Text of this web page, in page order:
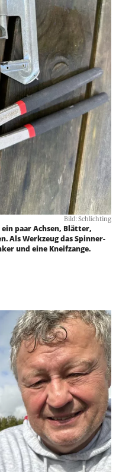
Bild: Schlichting
paar Achsen, Blätter,
Als Werkzeug das Spinner-
und eine Kneifzange.